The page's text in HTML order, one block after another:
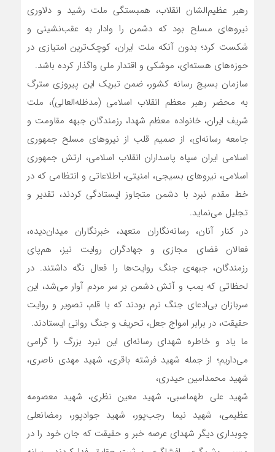
رهبر عظیم‌الشان انقلاب، همبستگی ملت رشید و دلاوری
نیروهای مسلح بود که دشمن را وادار به عقب‌نشینی و
شکست کرد؛ بدون آنکه ملت ایران، کوچک‌ترین امتیازی در
حوزه‌های هسته‌ای، موشکی و اقتدار ملی واگذار کرده باشد.
سازمان بسیج رسانه کشور، ضمن تبریک این پیروزی سترگ
به محضر رهبر معظم انقلاب اسلامی (مدظله‌العالی)، ملت
شریف ایران، خانواده معظم شهدا، رزمندگان جبهه مقاومت و
جامعه رسانه‌ای، از صمیم قلب از نیروهای مسلح جمهوری
اسلامی ایران سپاه پاسداران انقلاب اسلامی، ارتش جمهوری
اسلامی، نیروهای بسیجی، امنیتی، اطلاعاتی و انتظامی که در
خط مقدم نبرد با دشمن متجاوز ایستادگی کردند، تقدیر و
تجلیل می‌نماید.
در کنار آنان، رسانه‌نگاران متعهد، خبرنگاران میدان‌دیده،
فعالان فضای مجازی و جهادگران روایت نیز، هم‌پای
رزمندگان، جبهه‌ی جنگ روایت‌ها را فعال نگه داشتند. در
لحظاتی که بمب و آتش دشمن بر سر مردم آوار می‌شد، این
سربازان بی‌ادعای جنگ نرم بودند که با قلم، تصویر و روایت
حقیقت، در برابر امواج جعل، تحریف و جنگ روانی ایستادند.
ما یاد و خاطره شهدای رسانه‌ای این نبرد بزرگ را گرامی
می‌داریم؛ از جمله شهید فرشته باقری، شهید مهدی ناصری،
شهید محمدامین حیدری،
شهید علی طهماسبی، شهید معین نظری، شهید معصومه
عظیمی، شهید نیما رجب‌پور، شهید جوادپور، رمضانعلی
چوبداری دیگر شهدای عرصه خبر و حقیقت که جان خود را در